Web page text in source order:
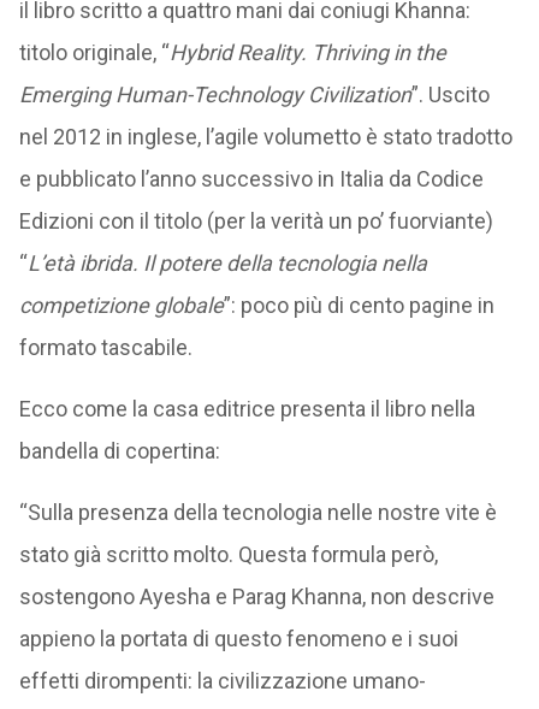
il libro scritto a quattro mani dai coniugi Khanna:
titolo originale, “Hybrid Reality. Thriving in the
Emerging Human-Technology Civilization”. Uscito
nel 2012 in inglese, l’agile volumetto è stato tradotto
e pubblicato l’anno successivo in Italia da Codice
Edizioni con il titolo (per la verità un po’ fuorviante)
“L’età ibrida. Il potere della tecnologia nella
competizione globale”: poco più di cento pagine in
formato tascabile.
Ecco come la casa editrice presenta il libro nella
bandella di copertina:
“Sulla presenza della tecnologia nelle nostre vite è
stato già scritto molto. Questa formula però,
sostengono Ayesha e Parag Khanna, non descrive
appieno la portata di questo fenomeno e i suoi
effetti dirompenti: la civilizzazione umano-